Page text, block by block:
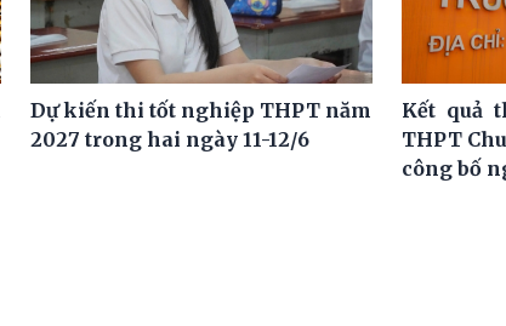
Dự kiến thi tốt nghiệp THPT năm
2027 trong hai ngày 11-12/6
Kết quả
THPT
công bố